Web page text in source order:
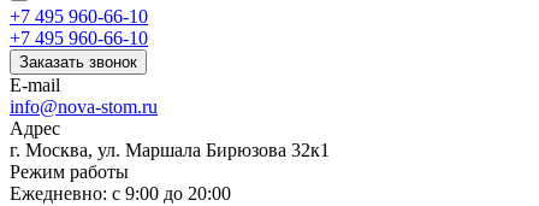
+7 495 960-66-10
+7 495 960-66-10
Заказать звонок
E-mail
info@nova-stom.ru
Адрес
г. Москва, ул. Маршала Бирюзова 32к1
Режим работы
Ежедневно: с 9:00 до 20:00